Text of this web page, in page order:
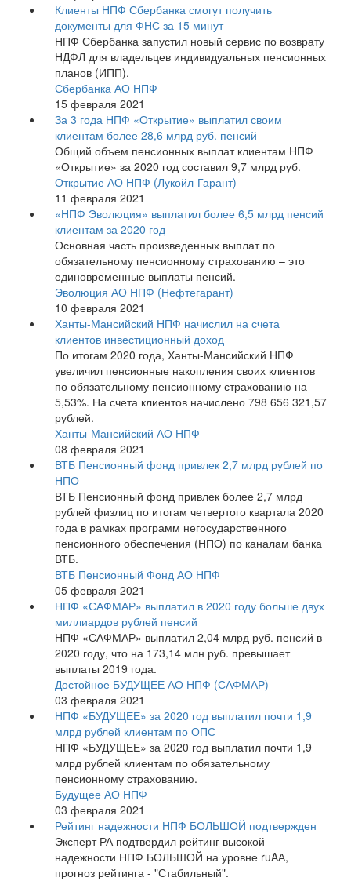
Клиенты НПФ Сбербанка смогут получить
документы для ФНС за 15 минут
НПФ Сбербанка запустил новый сервис по возврату
НДФЛ для владельцев индивидуальных пенсионных
планов (ИПП).
Сбербанка АО НПФ
15 февраля 2021
За 3 года НПФ «Открытие» выплатил своим
клиентам более 28,6 млрд руб. пенсий
Общий объем пенсионных выплат клиентам НПФ
«Открытие» за 2020 год составил 9,7 млрд руб.
Открытие АО НПФ (Лукойл-Гарант)
11 февраля 2021
«НПФ Эволюция» выплатил более 6,5 млрд пенсий
клиентам за 2020 год
Основная часть произведенных выплат по
обязательному пенсионному страхованию – это
единовременные выплаты пенсий.
Эволюция АО НПФ (Нефтегарант)
10 февраля 2021
Ханты-Мансийский НПФ начислил на счета
клиентов инвестиционный доход
По итогам 2020 года, Ханты-Мансийский НПФ
увеличил пенсионные накопления своих клиентов
по обязательному пенсионному страхованию на
5,53%. На счета клиентов начислено 798 656 321,57
рублей.
Ханты-Мансийский АО НПФ
08 февраля 2021
ВТБ Пенсионный фонд привлек 2,7 млрд рублей по
НПО
ВТБ Пенсионный фонд привлек более 2,7 млрд
рублей физлиц по итогам четвертого квартала 2020
года в рамках программ негосударственного
пенсионного обеспечения (НПО) по каналам банка
ВТБ.
ВТБ Пенсионный Фонд АО НПФ
05 февраля 2021
НПФ «САФМАР» выплатил в 2020 году больше двух
миллиардов рублей пенсий
НПФ «САФМАР» выплатил 2,04 млрд руб. пенсий в
2020 году, что на 173,14 млн руб. превышает
выплаты 2019 года.
Достойное БУДУЩЕЕ АО НПФ (САФМАР)
03 февраля 2021
НПФ «БУДУЩЕЕ» за 2020 год выплатил почти 1,9
млрд рублей клиентам по ОПС
НПФ «БУДУЩЕЕ» за 2020 год выплатил почти 1,9
млрд рублей клиентам по обязательному
пенсионному страхованию.
Будущее АО НПФ
03 февраля 2021
Рейтинг надежности НПФ БОЛЬШОЙ подтвержден
Эксперт РА подтвердил рейтинг высокой
надежности НПФ БОЛЬШОЙ на уровне ruAА,
прогноз рейтинга - "Стабильный".